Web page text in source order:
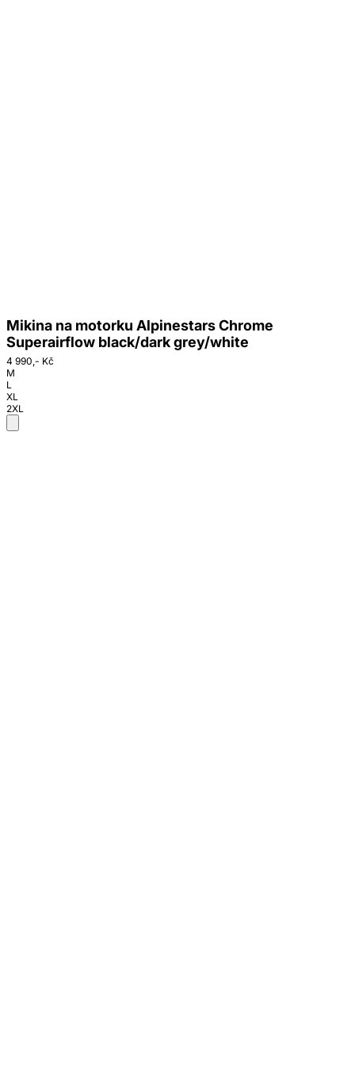
Mikina na motorku Alpinestars Chrome
Superairflow black/dark grey/white
4 990,- Kč
M
L
XL
2XL